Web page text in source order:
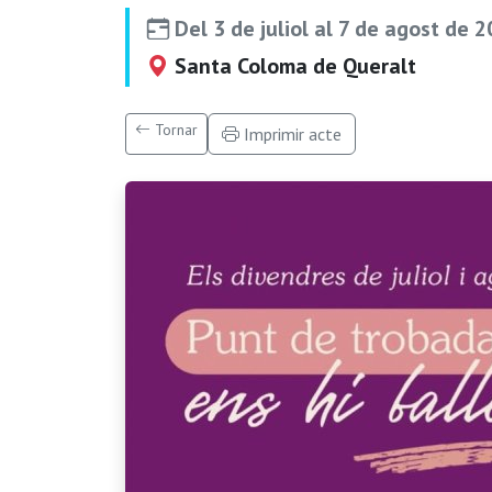
Del 3 de juliol al 7 de agost de
Santa Coloma de Queralt
Tornar Imprimir acte